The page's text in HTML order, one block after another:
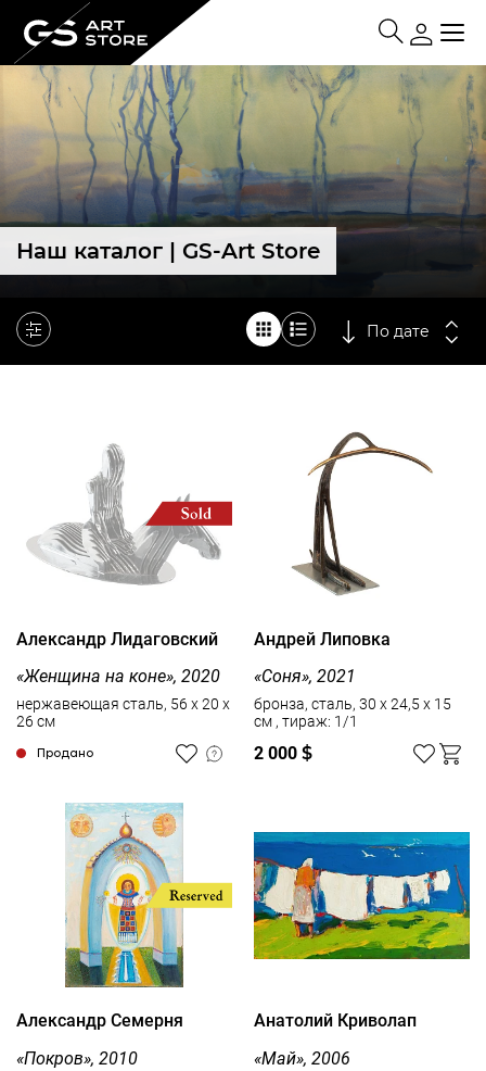
Наш каталог | GS-Art Store
По дате
Александр Лидаговский
«Женщина на коне», 2020
нержавеющая сталь, 56 х 20 х
26 см
Продано
Андрей Липовка
«Соня», 2021
бронза, сталь, 30 х 24,5 х 15
см , тираж: 1/1
2 000 $
Александр Семерня
«Покров», 2010
Анатолий Криволап
«Май», 2006